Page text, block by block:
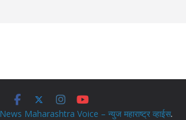
News Maharashtra Voice – न्युज महाराष्ट्र व्हाईस.